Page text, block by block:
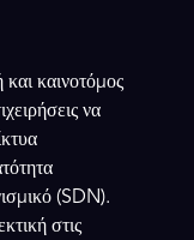
καινοτόμος
να
(SDN).
στις